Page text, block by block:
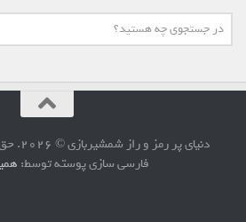
دنیای پر رمز و راز شمشیربازی © 2026. حق کپی رایت محفوظ است.
فارسی سازی پوسته توسط: